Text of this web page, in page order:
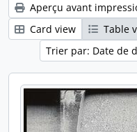
Aperçu avant
Card view
Table
Trier par: Date de